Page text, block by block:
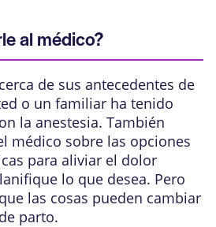
al médico?
de sus antecedentes de
o un familiar ha tenido
la anestesia. También
médico sobre las opciones
para aliviar el dolor
lo que desea. Pero
las cosas pueden cambiar
parto.